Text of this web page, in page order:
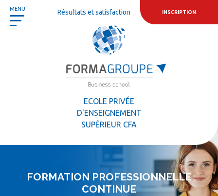
MENU Résultats et satisfaction INSCRIPTION
ECOLE PRIVÉE
D'ENSEIGNEMENT
SUPÉRIEUR CFA
FORMATION PROFESSIONNELLE
CONTINUE